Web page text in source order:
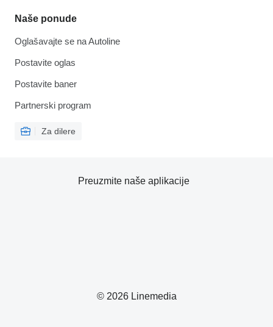
Naše ponude
Oglašavajte se na Autoline
Postavite oglas
Postavite baner
Partnerski program
Za dilere
© 2026 Linemedia
Preuzmite naše aplikacije